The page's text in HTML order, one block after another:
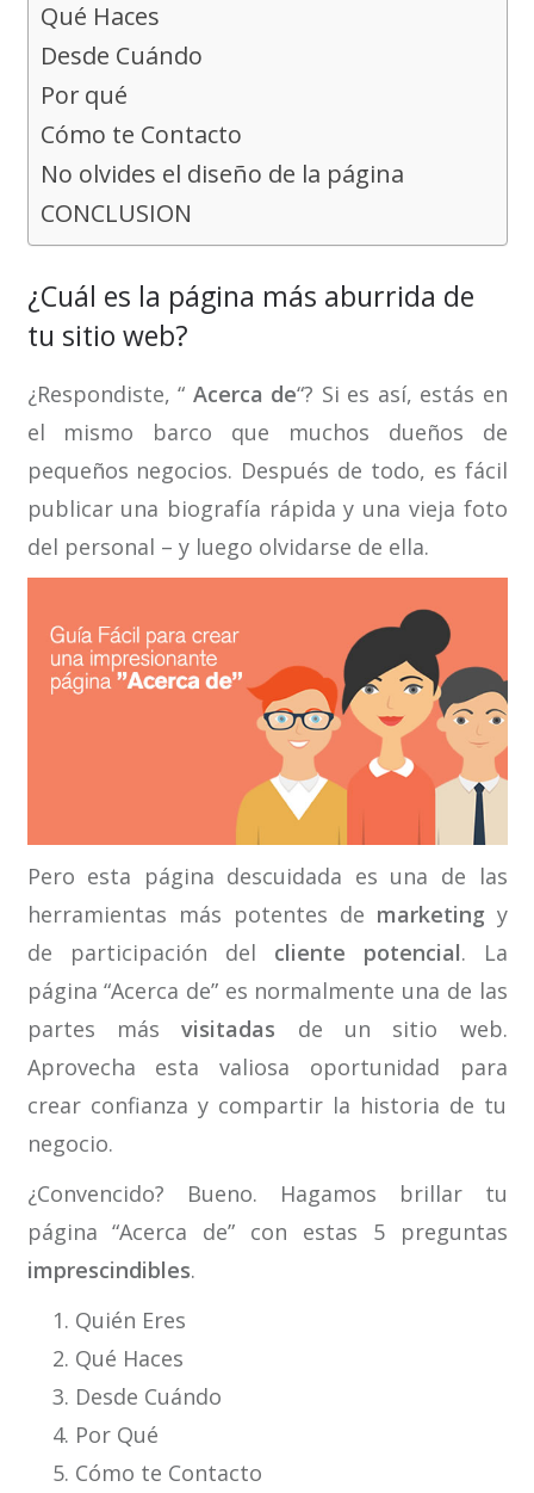
Qué Haces
Desde Cuándo
Por qué
Cómo te Contacto
No olvides el diseño de la página
CONCLUSION
¿Cuál es la página más aburrida de
tu sitio web?
¿Respondiste, “ Acerca de“? Si es así, estás en
el mismo barco que muchos dueños de
pequeños negocios. Después de todo, es fácil
publicar una biografía rápida y una vieja foto
del personal – y luego olvidarse de ella.
Pero esta página descuidada es una de las
herramientas más potentes de marketing y
de participación del cliente potencial. La
página “Acerca de” es normalmente una de las
partes másvisitadas de un sitio web.
Aprovecha esta valiosa oportunidad para
crear confianza y compartir la historia de tu
negocio.
¿Convencido? Bueno. Hagamos brillar tu
página “Acerca de” con estas 5 preguntas
imprescindibles.
Quién Eres
Qué Haces
Desde Cuándo
Por Qué
Cómo te Contacto